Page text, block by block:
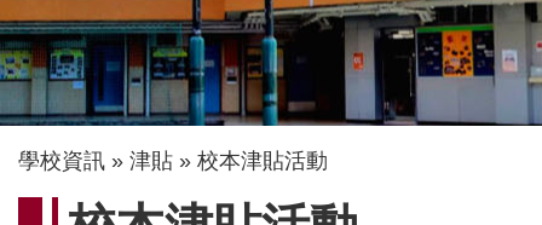
導
航
學校資訊 津貼 校本津貼活動